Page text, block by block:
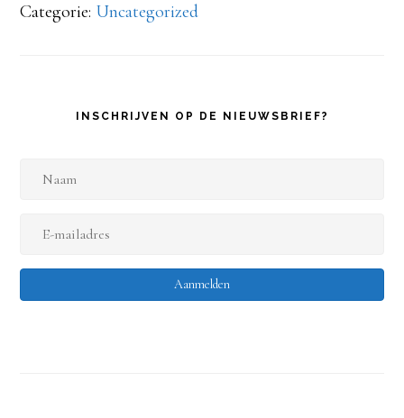
Categorie: Uncategorized
INSCHRIJVEN OP DE NIEUWSBRIEF?
m
-
m
Aanmelden